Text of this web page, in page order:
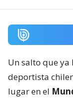
Un salto que ya
deportista
lugar en el